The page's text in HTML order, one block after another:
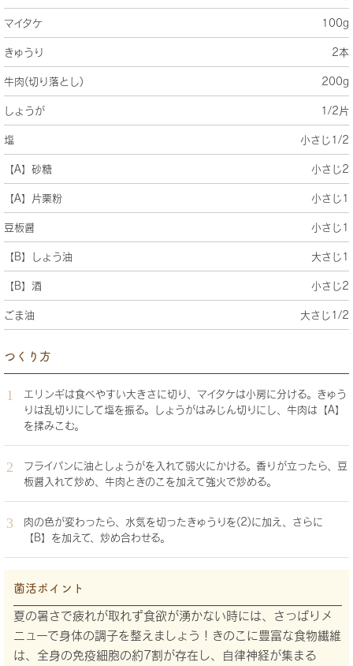
マイタケ 100g
きゅうり 2本
牛肉(切り落とし) 200g
しょうが 1/2片
塩 小さじ1/2
【A】砂糖 小さじ2
【A】片栗粉 小さじ1
豆板醤 小さじ1
【B】しょう油 大さじ1
【B】酒 小さじ2
ごま油 大さじ1/2
つくり方
エリンギは食べやすい大きさに切り、マイタケは小房に分ける。きゅう
りは乱切りにして塩を振る。しょうがはみじん切りにし、牛肉は【A】
を揉みこむ。
フライパンに油としょうがを入れて弱火にかける。香りが立ったら、豆
板醤入れて炒め、牛肉ときのこを加えて強火で炒める。
肉の色が変わったら、水気を切ったきゅうりを(2)に加え、さらに
【B】を加えて、炒め合わせる。
菌活ポイント
夏の暑さで疲れが取れず食欲が湧かない時には、さっぱりメ
ニューで身体の調子を整えましょう！きのこに豊富な食物繊維
は、全身の免疫細胞の約7割が存在し、自律神経が集まる